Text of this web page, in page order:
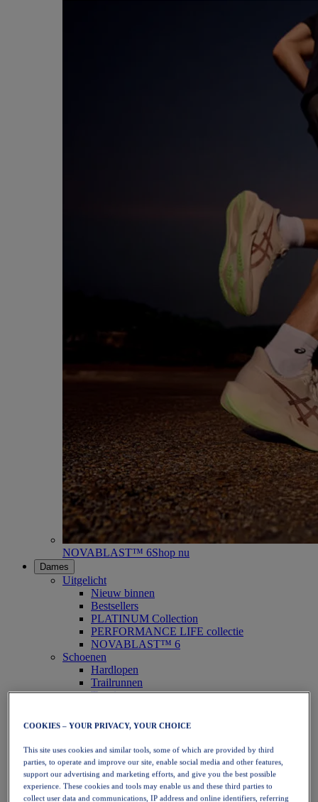
NOVABLAST™ 6Shop nu
Dames
Uitgelicht
Nieuw binnen
Bestsellers
PLATINUM Collection
PERFORMANCE LIFE collectie
NOVABLAST™ 6
Schoenen
Hardlopen
Trailrunnen
Tennis
Handbal
Netbal
SportStyle
Bovenkleding
Sport-bh's
Tanktops
COOKIES – YOUR PRIVACY, YOUR CHOICE
This site uses cookies and similar tools, some of which are provided by third
parties, to operate and improve our site, enable social media and other features,
support our advertising and marketing efforts, and give you the best possible
experience. These cookies and tools may enable us and these third parties to
collect user data and communications, IP address and online identifiers, referring